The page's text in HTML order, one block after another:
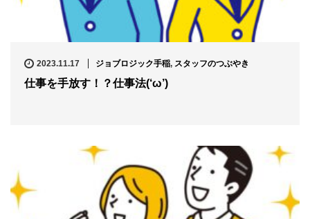
2023.11.17 ジョブロジック手稲, スタッフのつぶやき
仕事を手放す！？仕事法(‘ω’)